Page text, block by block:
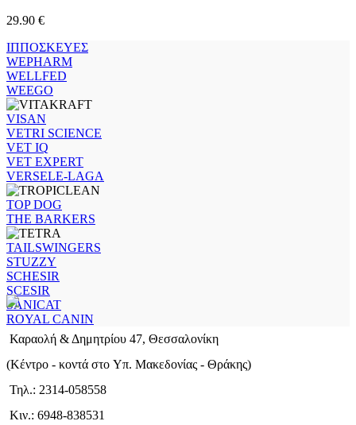
29.90 €
ΙΠΠΟΣΚΕΥΕΣ
WEPHARM
WELLFED
WEEGO
VISAN
VETRI SCIENCE
VET IQ
VET EXPERT
VERSELE-LAGA
TOP DOG
THE BARKERS
TAILSWINGERS
STUZZY
SCHESIR
SCESIR
SANICAT
ROYAL CANIN
Καραολή & Δημητρίου 47, Θεσσαλονίκη
(Kέντρο - κοντά στο Yπ. Μακεδονίας - Θράκης)
Τηλ.: 2314-058558
Κιν.: 6948-838531